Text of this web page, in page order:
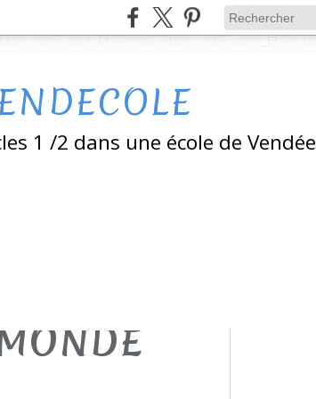
1 /2 dans une école de Vendée